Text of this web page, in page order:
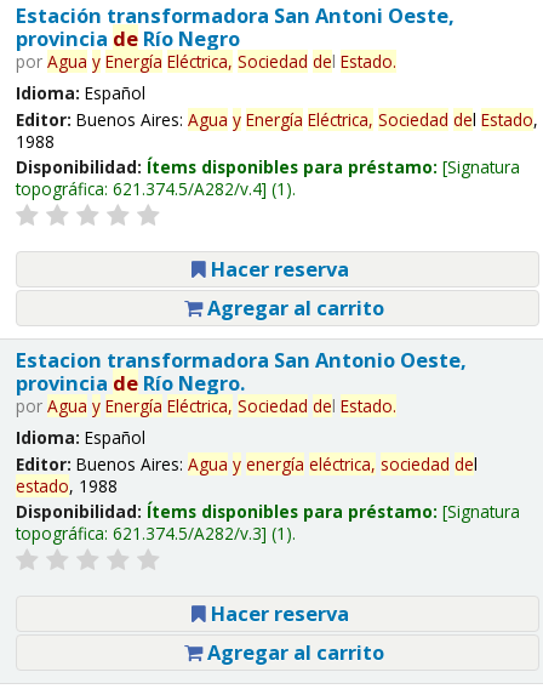
Estación transformadora San Antoni Oeste,
provincia deRío Negro
por Agua y Energía Eléctrica, Sociedad del Estado.
Idioma: Español
Editor: Buenos Aires: Agua y Energía Eléctrica, Sociedad del Estado,
1988
Disponibilidad: Ítems disponibles para préstamo: Signatura
topográfica: 621.374.5/A282/v.4 (1).
Hacer reserva
Agregar al carrito
Estacion transformadora San Antonio Oeste,
provincia deRío Negro.
por Agua y Energía Eléctrica, Sociedad del Estado.
Idioma: Español
Editor: Buenos Aires: Agua y energía eléctrica, sociedad del
estado, 1988
Disponibilidad: Ítems disponibles para préstamo: Signatura
topográfica: 621.374.5/A282/v.3 (1).
Hacer reserva
Agregar al carrito